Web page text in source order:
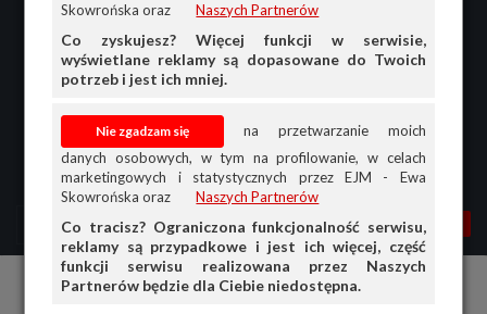
Skowrońska oraz
Naszych Partnerów
Co zyskujesz? Więcej funkcji w serwisie,
wyświetlane reklamy są dopasowane do Twoich
potrzeb i jest ich mniej.
na przetwarzanie moich
danych osobowych, w tym na profilowanie, w celach
marketingowych i statystycznych przez EJM - Ewa
Skowrońska oraz
Naszych Partnerów
Co tracisz? Ograniczona funkcjonalność serwisu,
reklamy są przypadkowe i jest ich więcej, część
funkcji serwisu realizowana przez Naszych
Partnerów będzie dla Ciebie niedostępna.
MENU MOJA AG
PRZEGLĄD
Antyki, numizmaty, filatelistyka Kupię